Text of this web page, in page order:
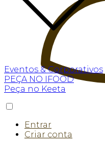
Eventos & Corporativos
PEÇA NO IFOOD
Peça no Keeta
Entrar
Criar conta